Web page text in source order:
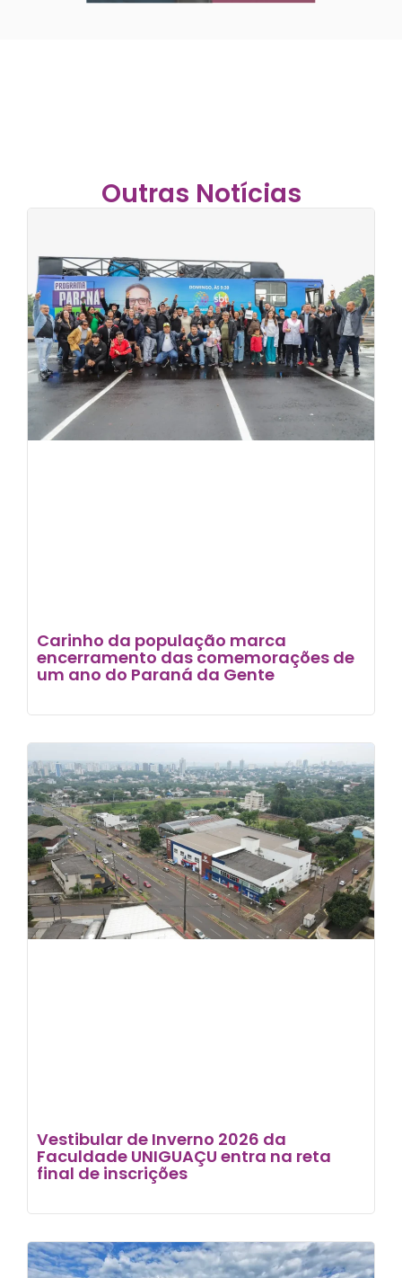
Outras Notícias
Carinho da população marca
encerramento das comemorações de
um ano do Paraná da Gente
Vestibular de Inverno 2026 da
Faculdade UNIGUAÇU entra na reta
final de inscrições